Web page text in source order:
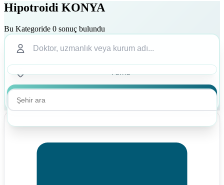
Hipotroidi KONYA
Bu Kategoride 0 sonuç bulundu